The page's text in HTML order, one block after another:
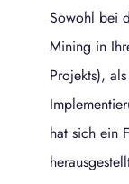
Sowohl bei
Mining in
Projekts),
hat sich ein